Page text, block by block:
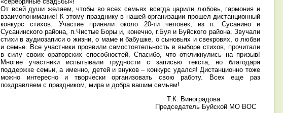
От всей души желаем, чтобы во всех семьях всегда царили любовь, гармония и
взаимопонимание! К этому празднику в нашей организации прошел дистанционный
конкурс стихов. Участие приняли около 20-ти человек, из п. Сусанино и
Сусанинского района, п.Чистые Боры и, конечно, г.Буя и Буйского района. Звучали
стихи в аудиозаписи о жизни, о маме и бабушке, о сыновьях и свекровях, о любви
и семье. Все участники проявили самостоятельность в выборе стихов, прочитали
в силу своих ораторских способностей. Спасибо, что откликнулись на призыв!
Многие участники испытывали трудности с записью текста, но благодаря
поддержке семьи, а именно, детей и внуков – конкурс удался! Дистанционно тоже
можно интересно и творчески организовать свою работу. Всех еще раз
поздравляем с праздником, мира и добра вашим семьям!
Т.К. Виноградова
Председатель Буйской МО ВОС